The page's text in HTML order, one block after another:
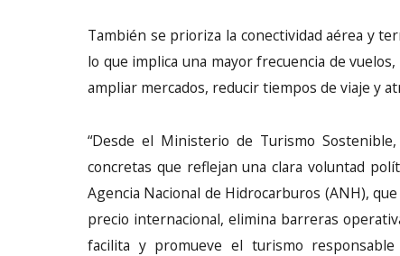
También se prioriza la conectividad aérea y
lo que implica una mayor frecuencia de
ampliar mercados, reducir tiempos de viaje y
“Desde el Ministerio de Turismo
concretas que reflejan una clara voluntad
Agencia Nacional de Hidrocarburos (ANH),
precio internacional, elimina barreras
facilita y promueve el turismo responsable